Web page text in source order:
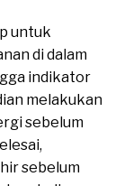
untuk
di dalam
indikator
melakukan
sebelum
sebelum